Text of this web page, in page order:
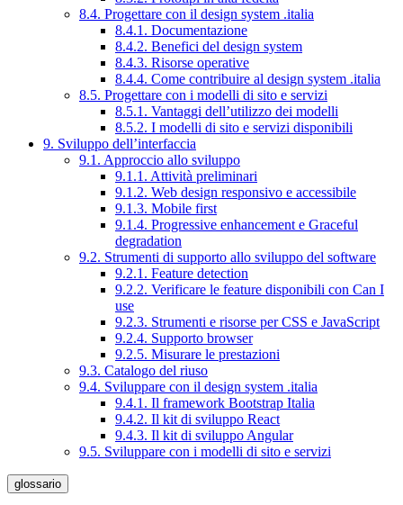
8.4. Progettare con il design system .italia
8.4.1. Documentazione
8.4.2. Benefici del design system
8.4.3. Risorse operative
8.4.4. Come contribuire al design system .italia
8.5. Progettare con i modelli di sito e servizi
8.5.1. Vantaggi dell’utilizzo dei modelli
8.5.2. I modelli di sito e servizi disponibili
9. Sviluppo dell’interfaccia
9.1. Approccio allo sviluppo
9.1.1. Attività preliminari
9.1.2. Web design responsivo e accessibile
9.1.3. Mobile first
9.1.4. Progressive enhancement e Graceful
degradation
9.2. Strumenti di supporto allo sviluppo del software
9.2.1. Feature detection
9.2.2. Verificare le feature disponibili con Can I
use
9.2.3. Strumenti e risorse per CSS e JavaScript
9.2.4. Supporto browser
9.2.5. Misurare le prestazioni
9.3. Catalogo del riuso
9.4. Sviluppare con il design system .italia
9.4.1. Il framework Bootstrap Italia
9.4.2. Il kit di sviluppo React
9.4.3. Il kit di sviluppo Angular
9.5. Sviluppare con i modelli di sito e servizi
glossario